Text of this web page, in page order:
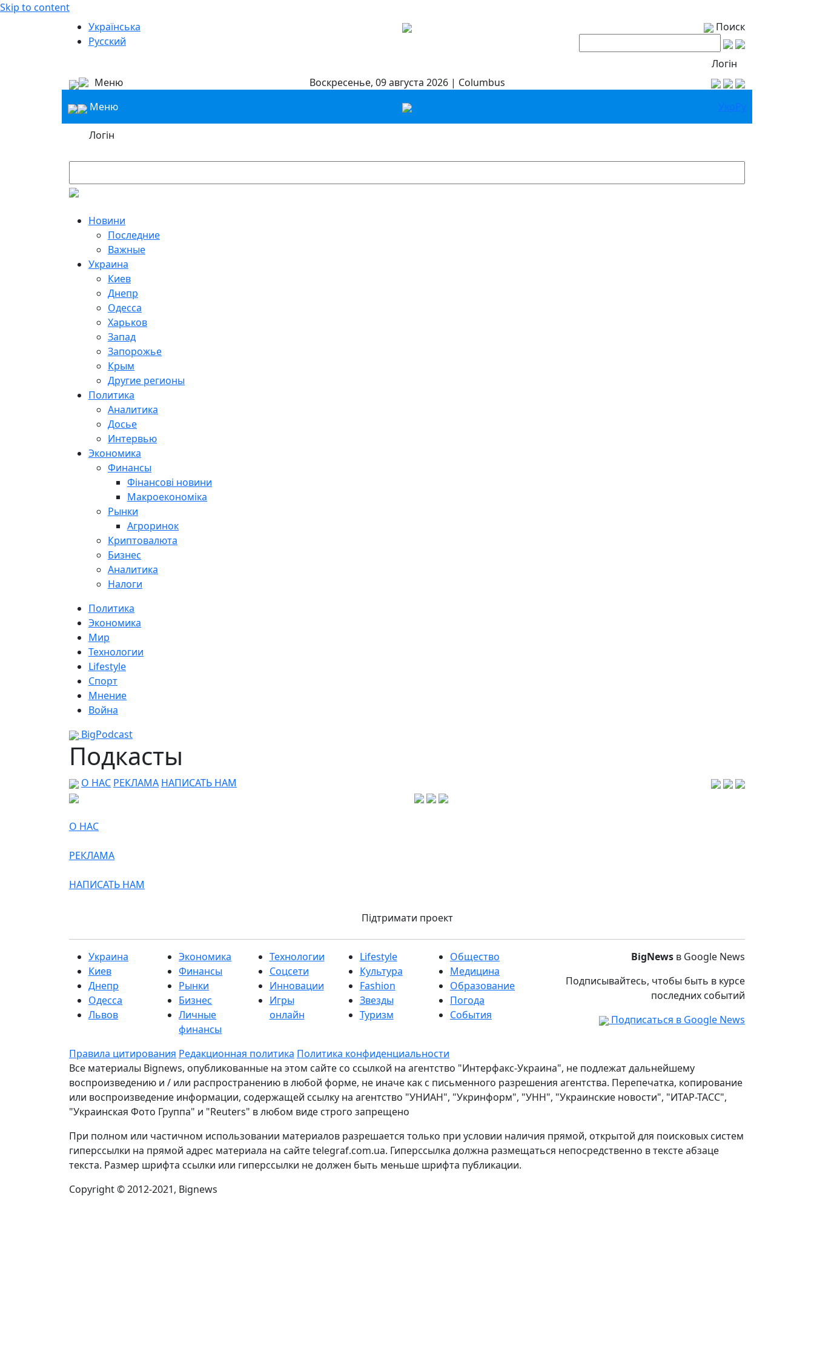
Skip to content
Українська
Русский
Поиск
Логін
Меню
Воскресенье, 09 августа 2026 | Columbus
Меню
УкрРу
Логін
Новини
Последние
Важные
Украина
Киев
Днепр
Одесса
Харьков
Запад
Запорожье
Крым
Другие регионы
Политика
Аналитика
Досье
Интервью
Экономика
Финансы
Фінансові новини
Макроекономіка
Рынки
Агроринок
Криптовалюта
Бизнес
Аналитика
Налоги
Политика
Экономика
Мир
Технологии
Lifestyle
Спорт
Мнение
Война
BigPodcast
Подкасты
О НАС РЕКЛАМА НАПИСАТЬ НАМ
О НАС
РЕКЛАМА
НАПИСАТЬ НАМ
Підтримати проект
Украина
Киев
Днепр
Одесса
Львов
Экономика
Финансы
Рынки
Бизнес
Личные
финансы
Технологии
Соцсети
Инновации
Игры
онлайн
Lifestyle
Культура
Fashion
Звезды
Туризм
Общество
Медицина
Образование
Погода
События
BigNews в Google News
Подписывайтесь, чтобы быть в курсе
последних событий
Подписаться в Google News
Правила цитирования Редакционная политика Политика конфиденциальности
Все материалы Bignews, опубликованные на этом сайте со ссылкой на агентство "Интерфакс-Украина", не подлежат дальнейшему
воспроизведению и / или распространению в любой форме, не иначе как с письменного разрешения агентства. Перепечатка, копирование
или воспроизведение информации, содержащей ссылку на агентство "УНИАН", "Укринформ", "УНН", "Украинские новости", "ИТАР-ТАСС",
"Украинская Фото Группа" и "Reuters" в любом виде строго запрещено
При полном или частичном использовании материалов разрешается только при условии наличия прямой, открытой для поисковых систем
гиперссылки на прямой адрес материала на сайте telegraf.com.ua. Гиперссылка должна размещаться непосредственно в тексте абзаце
текста. Размер шрифта ссылки или гиперссылки не должен быть меньше шрифта публикации.
Copyright © 2012-2021, Bignews